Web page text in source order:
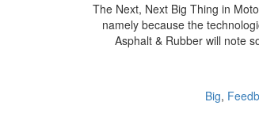
The Next, Next Big Thing in
namely because the
Asphalt & Rubber will note
Big,